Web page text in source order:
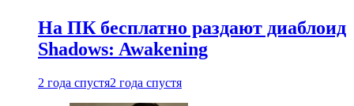
На ПК бесплатно раздают диаблоид
Shadows: Awakening
2 года спустя2 года спустя